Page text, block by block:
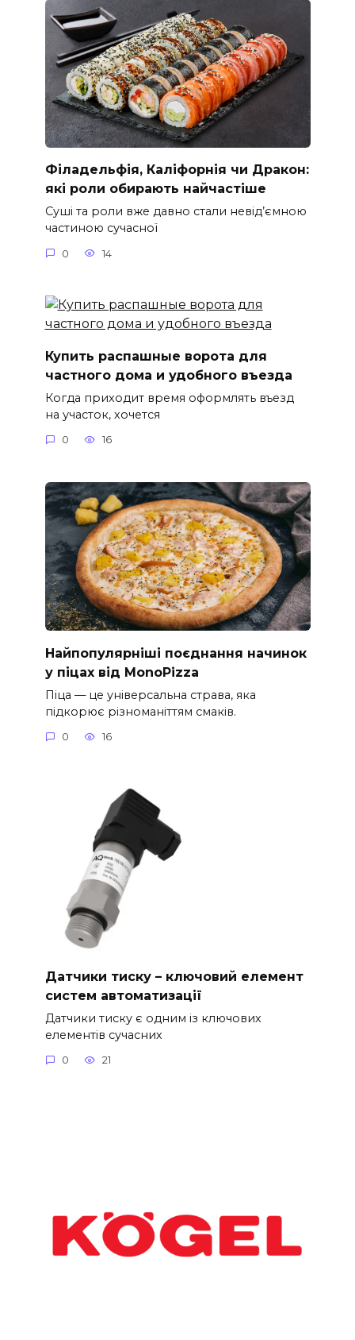
Філадельфія, Каліфорнія чи Дракон:
які роли обирають найчастіше
Суші та роли вже давно стали невід’ємною
частиною сучасної
0 14
Купить распашные ворота для
частного дома и удобного въезда
Когда приходит время оформлять въезд
на участок, хочется
0 16
Найпопулярніші поєднання начинок
у піцах від MonoPizza
Піца — це універсальна страва, яка
підкорює різноманіттям смаків.
0 16
Датчики тиску – ключовий елемент
систем автоматизації
Датчики тиску є одним із ключових
елементів сучасних
0 21